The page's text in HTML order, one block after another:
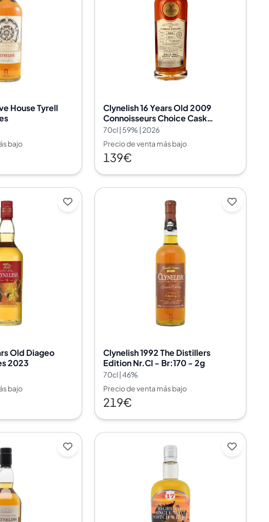
House Tyrell
bajo
Clynelish 16 Years Old 2009
Connoisseurs Choice Cask
Strength Gordon & MacPhail Cask
Nr. 307224
70cl | 59% | 2026
Precio de venta más bajo
139€
Old Diageo
2023
bajo
Clynelish 1992 The Distillers
Edition Nr.Cl - Br:170 - 2g
70cl | 46%
Precio de venta más bajo
219€